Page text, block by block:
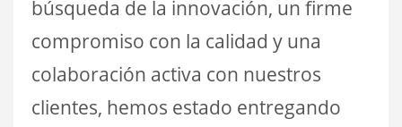
búsqueda de la innovación, un firme
compromiso con la calidad y una
colaboración activa con nuestros
clientes, hemos estado entregando